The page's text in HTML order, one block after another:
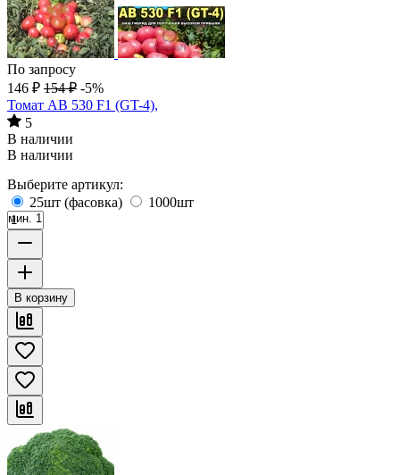
По запросу
146 ₽ 154 ₽ -5%
Томат AB 530 F1 (GT-4),
5
В наличии
В наличии
Выберите артикул:
25шт (фасовка)
1000шт
мин. 1
В корзину